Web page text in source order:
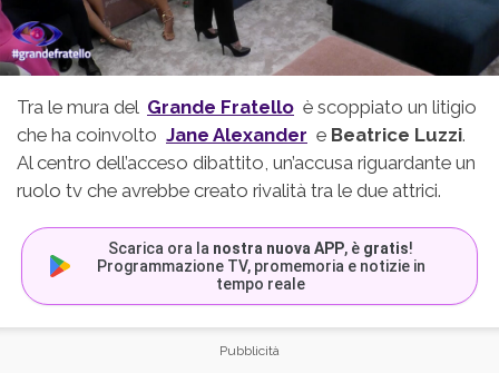
Tra le mura del Grande Fratello è scoppiato un litigio
che ha coinvolto Jane Alexander e Beatrice Luzzi.
Al centro dell’acceso dibattito, un’accusa riguardante un
ruolo tv che avrebbe creato rivalità tra le due attrici.
Scarica ora la nostra nuova APP, è gratis!
Programmazione TV, promemoria e notizie in
tempo reale